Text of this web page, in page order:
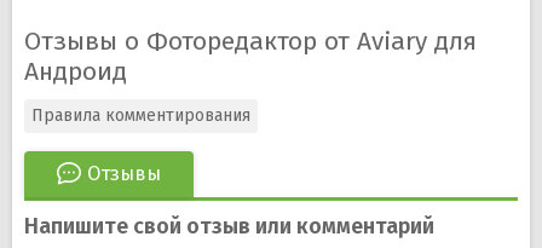
Отзывы о Фоторедактор от Aviary для
Андроид
Отзывы
Правила комментирования
Напишите свой отзыв или комментарий